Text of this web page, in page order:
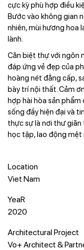
cực kỳ phù hợp điều
Bước vào không gian
nhiên, mùi hương hoa
lành.
Căn biệt thự với ngôn
đáp ứng vẻ đẹp của
hoàng nét đẳng cấp,
bày trí nội thất. Cảm
hợp hài hòa sản phẩm
sống đầy hiện đại và
thực sự là nơi thư giãn
học tập, lao động mệt
Location
Viet Nam
YeaR
2020
Architectural Project
Vo+ Architect &